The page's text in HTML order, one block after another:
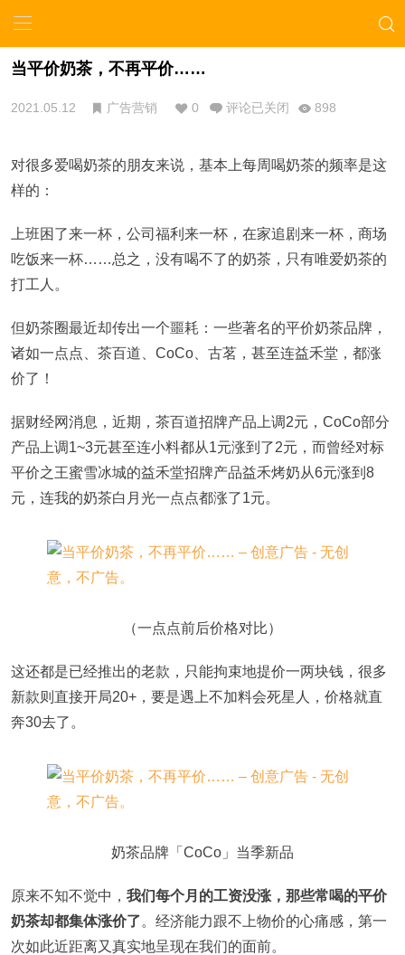
当平价奶茶，不再平价……
2021.05.12 广告营销 0 评论已关闭 898
对很多爱喝奶茶的朋友来说，基本上每周喝奶茶的频率是这
样的：
上班困了来一杯，公司福利来一杯，在家追剧来一杯，商场
吃饭来一杯……总之，没有喝不了的奶茶，只有唯爱奶茶的
打工人。
但奶茶圈最近却传出一个噩耗：一些著名的平价奶茶品牌，
诸如一点点、茶百道、CoCo、古茗，甚至连益禾堂，都涨
价了！
据财经网消息，近期，茶百道招牌产品上调2元，CoCo部分
产品上调1~3元甚至连小料都从1元涨到了2元，而曾经对标
平价之王蜜雪冰城的益禾堂招牌产品益禾烤奶从6元涨到8
元，连我的奶茶白月光一点点都涨了1元。
（一点点前后价格对比）
这还都是已经推出的老款，只能拘束地提价一两块钱，很多
新款则直接开局20+，要是遇上不加料会死星人，价格就直
奔30去了。
奶茶品牌「CoCo」当季新品
原来不知不觉中， 我们每个月的工资没涨，那些常喝的平价
奶茶却都集体涨价了。经济能力跟不上物价的心痛感，第一
次如此近距离又真实地呈现在我们的面前。